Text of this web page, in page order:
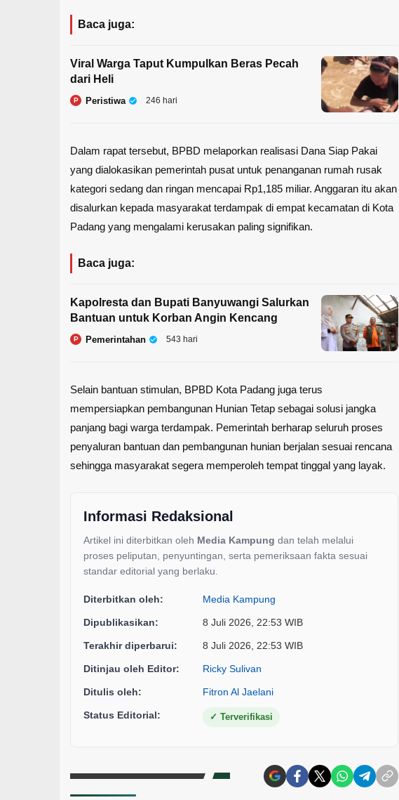
Baca juga:
Viral Warga Taput Kumpulkan Beras Pecah
dari Heli
P Peristiwa 246 hari
Dalam rapat tersebut, BPBD melaporkan realisasi Dana Siap Pakai
yang dialokasikan pemerintah pusat untuk penanganan rumah rusak
kategori sedang dan ringan mencapai Rp1,185 miliar. Anggaran itu akan
disalurkan kepada masyarakat terdampak di empat kecamatan di Kota
Padang yang mengalami kerusakan paling signifikan.
Baca juga:
Kapolresta dan Bupati Banyuwangi Salurkan
Bantuan untuk Korban Angin Kencang
P Pemerintahan 543 hari
Selain bantuan stimulan, BPBD Kota Padang juga terus
mempersiapkan pembangunan Hunian Tetap sebagai solusi jangka
panjang bagi warga terdampak. Pemerintah berharap seluruh proses
penyaluran bantuan dan pembangunan hunian berjalan sesuai rencana
sehingga masyarakat segera memperoleh tempat tinggal yang layak.
Informasi Redaksional
Artikel ini diterbitkan oleh Media Kampung dan telah melalui
proses peliputan, penyuntingan, serta pemeriksaan fakta sesuai
standar editorial yang berlaku.
Diterbitkan oleh: Media Kampung
Dipublikasikan: 8 Juli 2026, 22:53 WIB
Terakhir diperbarui: 8 Juli 2026, 22:53 WIB
Ditinjau oleh Editor: Ricky Sulivan
Ditulis oleh: Fitron Al Jaelani
Status Editorial: ✓ Terverifikasi